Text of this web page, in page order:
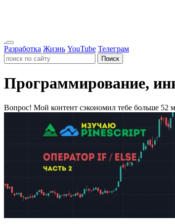
Разработка Жизнь YouTube Телеграм
Поиск
Программирование,
Вопрос! Мой контент сэкономил тебе больше 52